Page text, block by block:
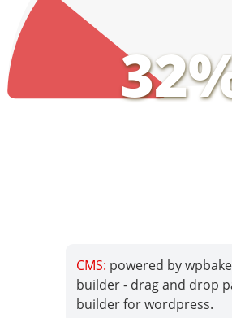
CMS: powered by
builder - drag and drop
builder for wordpress.